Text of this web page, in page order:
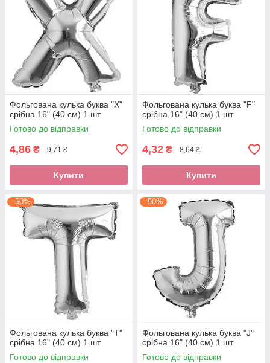
Фольгована кулька буква "X"
срібна 16" (40 см) 1 шт
Готово до відправки
4,86 ₴ 9,71 ₴
Купити
Фольгована кулька буква "F"
срібна 16" (40 см) 1 шт
Готово до відправки
4,32 ₴ 8,64 ₴
Купити
–50%
Фольгована кулька буква "T"
срібна 16" (40 см) 1 шт
Готово до відправки
–50%
Фольгована кулька буква "J"
срібна 16" (40 см) 1 шт
Готово до відправки